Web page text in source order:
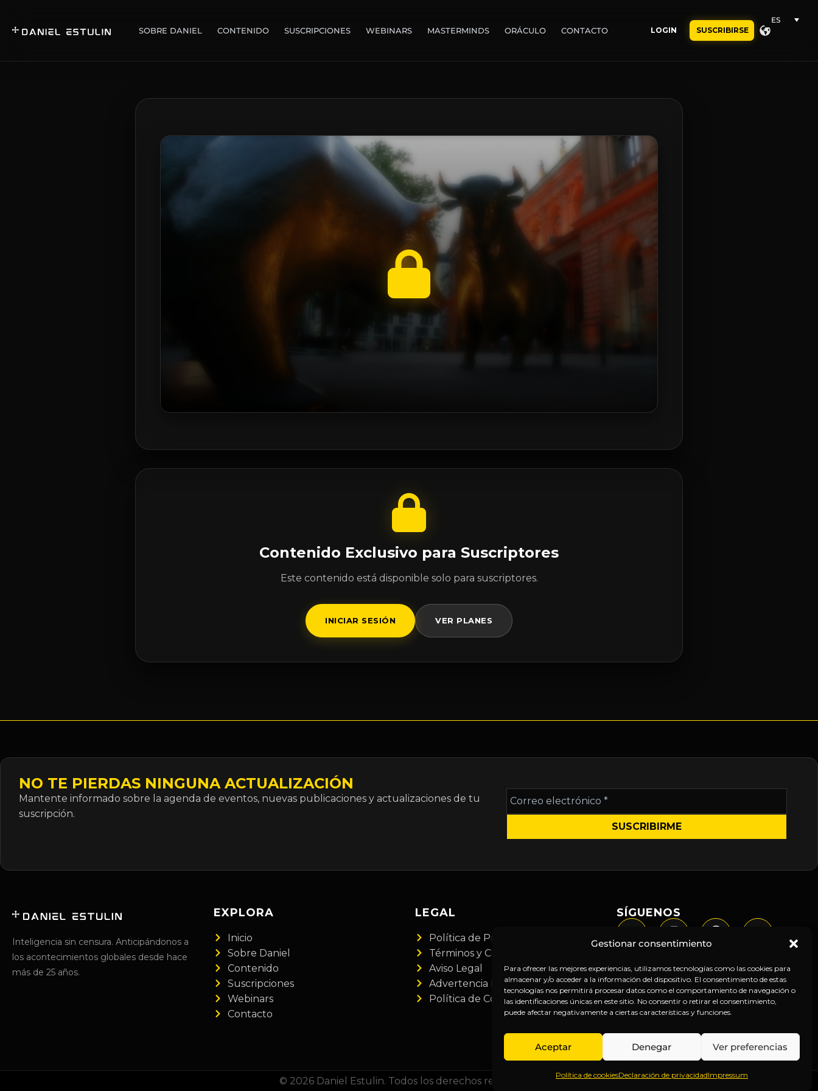
Gestionar consentimiento
Para ofrecer las mejores experiencias, utilizamos tecnologías como las cookies para
almacenar y/o acceder a la información del dispositivo. El consentimiento de estas
tecnologías nos permitirá procesar datos como el comportamiento de navegación o
las identificaciones únicas en este sitio. No consentir o retirar el consentimiento,
puede afectar negativamente a ciertas características y funciones.
Aceptar Denegar Ver preferencias
Política de cookiesDeclaración de privacidadImpressum
SOBRE DANIEL CONTENIDO SUSCRIPCIONES WEBINARS MASTERMINDS ORÁCULO CONTACTO LOGIN SUSCRIBIRSE
ES
Contenido Exclusivo para Suscriptores
Este contenido está disponible solo para suscriptores.
INICIAR SESIÓN VER PLANES
NO TE PIERDAS NINGUNA ACTUALIZACIÓN
Mantente informado sobre la agenda de eventos, nuevas publicaciones y actualizaciones de tu
suscripción.
Correo
electrónico
*
Inteligencia sin censura. Anticipándonos a
los acontecimientos globales desde hace
más de 25 años.
EXPLORA
Inicio
Sobre Daniel
Contenido
Suscripciones
Webinars
Contacto
LEGAL
Política de Privacidad
Términos y Condiciones
Aviso Legal
Advertencia Financiera
Política de Cookies
SÍGUENOS
© 2026 Daniel Estulin. Todos los derechos reservados.